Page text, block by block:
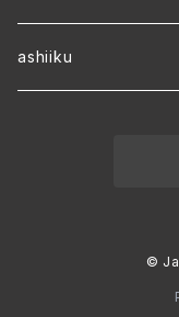
ワラーチwebオーダー
ashiiku
©